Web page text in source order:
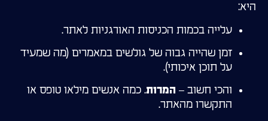
היא:
עלייה בכמות הכניסות האורגניות לאתר.
זמן שהייה גבוה של גולשים במאמרים (מה שמעיד
על תוכן איכותי).
והכי חשוב – המרות. כמה אנשים מילאו טופס או
התקשרו מהאתר.